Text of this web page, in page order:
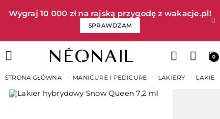
Wygraj 10 000 zł na rajską przygodę z wakacje.pl!​
SPRAWDZAM
0
STRONA GŁÓWNA MANICURE I PEDICURE LAKIERY